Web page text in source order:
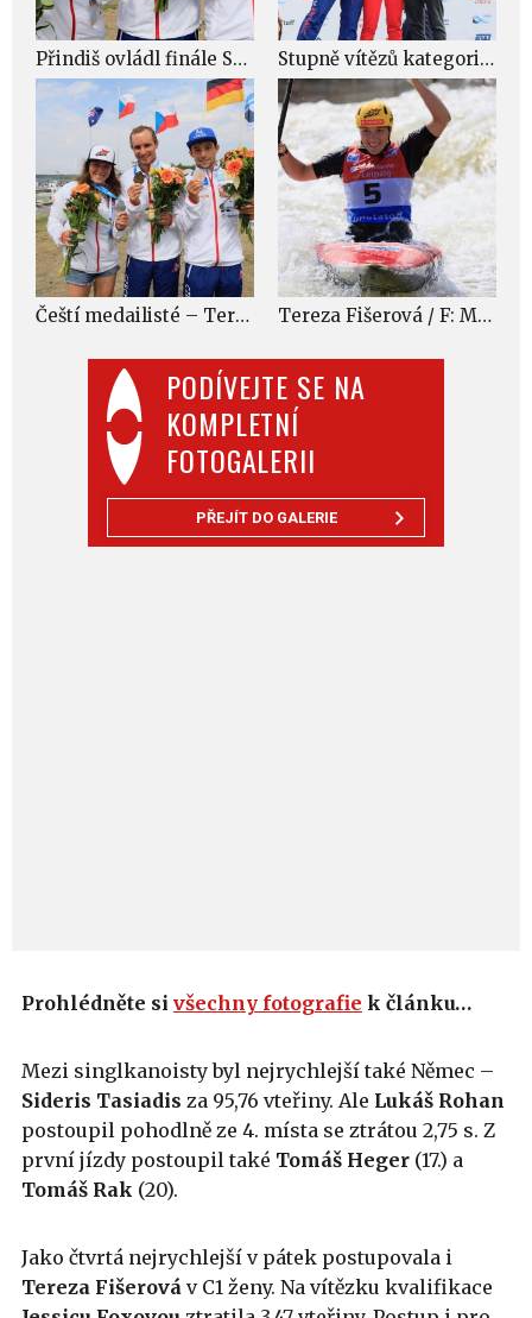
PODÍVEJTE SE NA
KOMPLETNÍ
FOTOGALERII
PŘEJÍT DO GALERIE
Přindiš ovládl finále Světového poháry v Markkleebergu. Fišerová druhá, Prskavec třetí Stupně vítězů kategorie C1 ženy / F: Martin Hladík, kanoe.cz
Čeští medailisté – Tereza Fišerová, Vítek Přindiš a Jiří Prskavec / F: Martin Hladík, kanoe.cz Tereza Fišerová / F: Martin Hladík, kanoe.cz
Prohlédněte si všechny fotografie k článku…
Mezi singlkanoisty byl nejrychlejší také Němec –
Sideris Tasiadis za 95,76 vteřiny. Ale Lukáš Rohan
postoupil pohodlně ze 4. místa se ztrátou 2,75 s. Z
první jízdy postoupil také Tomáš Heger (17.) a
Tomáš Rak (20).
Jako čtvrtá nejrychlejší v pátek postupovala i
Tereza Fišerová v C1 ženy. Na vítězku kvalifikace